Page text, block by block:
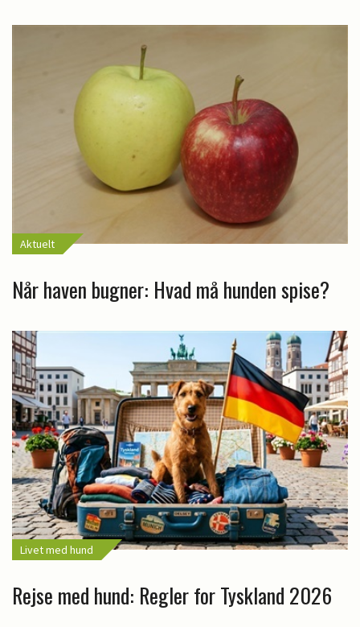
Aktuelt
Når haven bugner: Hvad må hunden spise?
Livet med hund
Rejse med hund: Regler for Tyskland 2026